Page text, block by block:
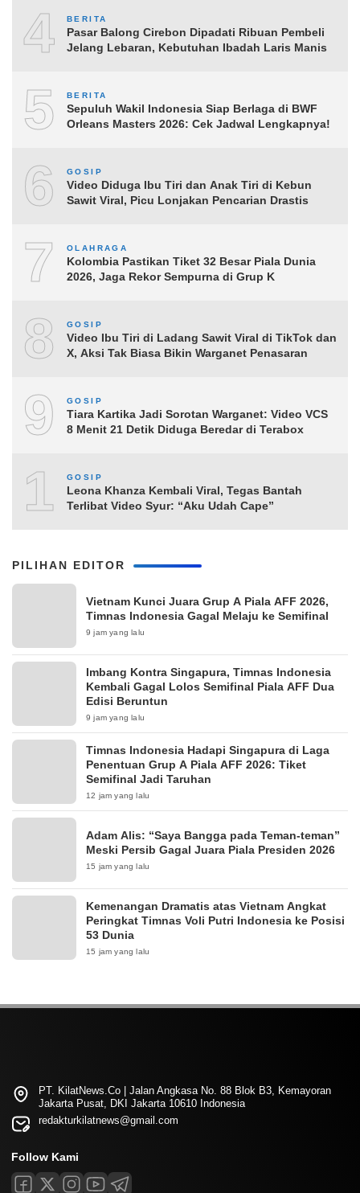
4 BERITA
Pasar Balong Cirebon Dipadati Ribuan Pembeli
Jelang Lebaran, Kebutuhan Ibadah Laris Manis
5 BERITA
Sepuluh Wakil Indonesia Siap Berlaga di BWF
Orleans Masters 2026: Cek Jadwal Lengkapnya!
6 GOSIP
Video Diduga Ibu Tiri dan Anak Tiri di Kebun
Sawit Viral, Picu Lonjakan Pencarian Drastis
7 OLAHRAGA
Kolombia Pastikan Tiket 32 Besar Piala Dunia
2026, Jaga Rekor Sempurna di Grup K
8 GOSIP
Video Ibu Tiri di Ladang Sawit Viral di TikTok dan
X, Aksi Tak Biasa Bikin Warganet Penasaran
9 GOSIP
Tiara Kartika Jadi Sorotan Warganet: Video VCS
8 Menit 21 Detik Diduga Beredar di Terabox
10
GOSIP
Leona Khanza Kembali Viral, Tegas Bantah
Terlibat Video Syur: “Aku Udah Cape”
PILIHAN EDITOR
Vietnam Kunci Juara Grup A Piala AFF 2026,
Timnas Indonesia Gagal Melaju ke Semifinal
9 jam yang lalu
Imbang Kontra Singapura, Timnas Indonesia
Kembali Gagal Lolos Semifinal Piala AFF Dua
Edisi Beruntun
9 jam yang lalu
Timnas Indonesia Hadapi Singapura di Laga
Penentuan Grup A Piala AFF 2026: Tiket
Semifinal Jadi Taruhan
12 jam yang lalu
Adam Alis: “Saya Bangga pada Teman-teman”
Meski Persib Gagal Juara Piala Presiden 2026
15 jam yang lalu
Kemenangan Dramatis atas Vietnam Angkat
Peringkat Timnas Voli Putri Indonesia ke Posisi
53 Dunia
15 jam yang lalu
PT. KilatNews.Co | Jalan Angkasa No. 88 Blok B3, Kemayoran
Jakarta Pusat, DKI Jakarta 10610 Indonesia
redakturkilatnews@gmail.com
Follow Kami